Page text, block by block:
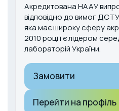
Акредитована НААУ
відповідно до вимог
яка має широку сферу
2010 році і є лідером
лабораторій України.
Замовити
Перейти на профіль